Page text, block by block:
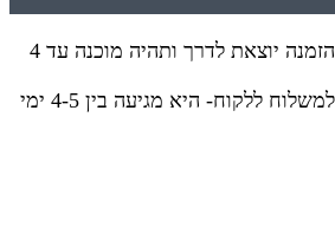
מרגע ביצוע ההזמנה- ההזמנה יוצאת לדרך ותהיה מוכנה עד 4
מרגע שההזמנה יוצאת למשלוח ללקוח- היא מגיעה בין 4-5 ימי